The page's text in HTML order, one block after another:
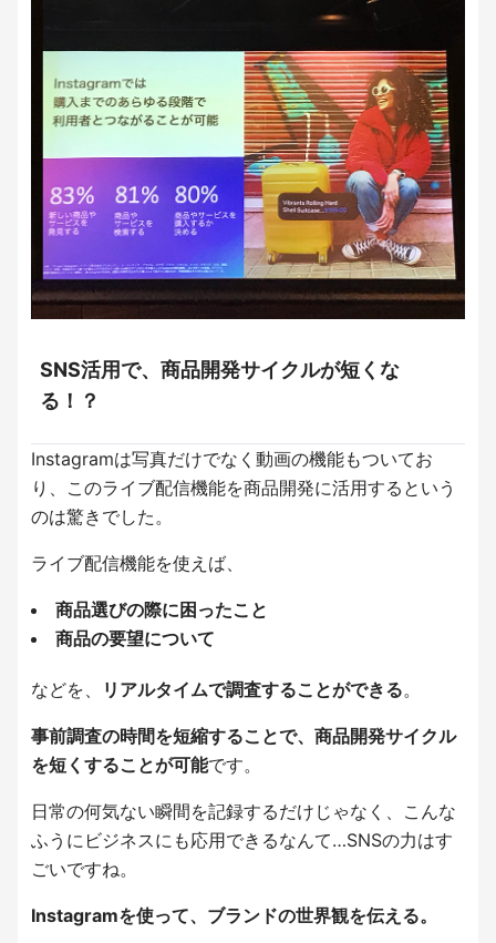
SNS活用で、商品開発サイクルが短くな
る！？
Instagramは写真だけでなく動画の機能もついてお
り、このライブ配信機能を商品開発に活用するという
のは驚きでした。
ライブ配信機能を使えば、
商品選びの際に困ったこと
商品の要望について
などを、 リアルタイムで調査することができる。
事前調査の時間を短縮することで、商品開発サイクル
を短くすることが可能です。
日常の何気ない瞬間を記録するだけじゃなく、こんな
ふうにビジネスにも応用できるなんて…SNSの力はす
ごいですね。
Instagramを使って、ブランドの世界観を伝える。